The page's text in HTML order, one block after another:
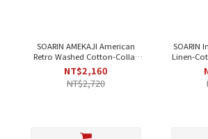
SOARIN AMEKAJI American
Retro Washed Cotton-Collar
Quilted Jacket - Washed
Blue[253TJ106]
NT$2,160
NT$2,720
SOARIN
Linen-